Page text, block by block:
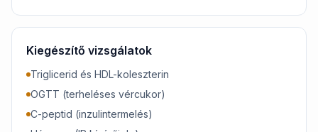
Kiegészítő vizsgálatok
Triglicerid és HDL-koleszterin
OGTT (terheléses vércukor)
C-peptid (inzulintermelés)